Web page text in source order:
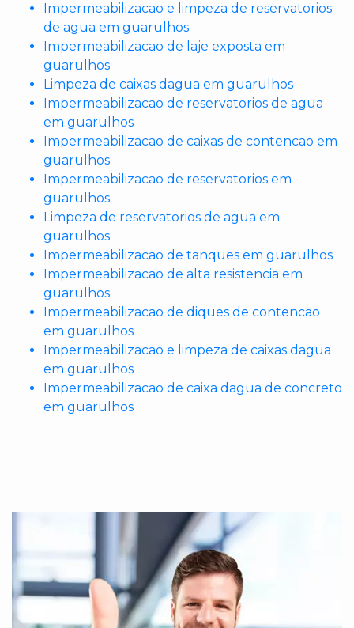
Impermeabilizacao e limpeza de reservatorios
de agua em guarulhos
Impermeabilizacao de laje exposta em
guarulhos
Limpeza de caixas dagua em guarulhos
Impermeabilizacao de reservatorios de agua
em guarulhos
Impermeabilizacao de caixas de contencao em
guarulhos
Impermeabilizacao de reservatorios em
guarulhos
Limpeza de reservatorios de agua em
guarulhos
Impermeabilizacao de tanques em guarulhos
Impermeabilizacao de alta resistencia em
guarulhos
Impermeabilizacao de diques de contencao
em guarulhos
Impermeabilizacao e limpeza de caixas dagua
em guarulhos
Impermeabilizacao de caixa dagua de concreto
em guarulhos